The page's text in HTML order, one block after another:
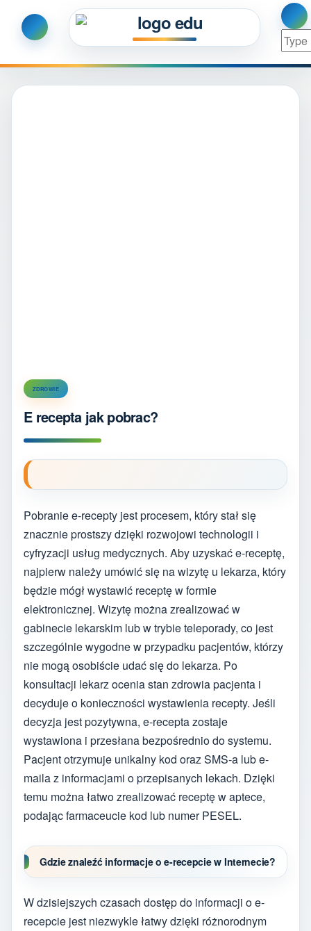
ZDROWIE
E recepta jak pobrac?
Pobranie e-recepty jest procesem, który stał się
znacznie prostszy dzięki rozwojowi technologii i
cyfryzacji usług medycznych. Aby uzyskać e-receptę,
najpierw należy umówić się na wizytę u lekarza, który
będzie mógł wystawić receptę w formie
elektronicznej. Wizytę można zrealizować w
gabinecie lekarskim lub w trybie teleporady, co jest
szczególnie wygodne w przypadku pacjentów, którzy
nie mogą osobiście udać się do lekarza. Po
konsultacji lekarz ocenia stan zdrowia pacjenta i
decyduje o konieczności wystawienia recepty. Jeśli
decyzja jest pozytywna, e-recepta zostaje
wystawiona i przesłana bezpośrednio do systemu.
Pacjent otrzymuje unikalny kod oraz SMS-a lub e-
maila z informacjami o przepisanych lekach. Dzięki
temu można łatwo zrealizować receptę w aptece,
podając farmaceucie kod lub numer PESEL.
Gdzie znaleźć informacje o e-recepcie w Internecie?
W dzisiejszych czasach dostęp do informacji o e-
recepcie jest niezwykle łatwy dzięki różnorodnym